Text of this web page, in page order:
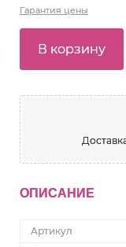
Гарантия цены
В корзину
ОПИСАНИЕ
Артикул